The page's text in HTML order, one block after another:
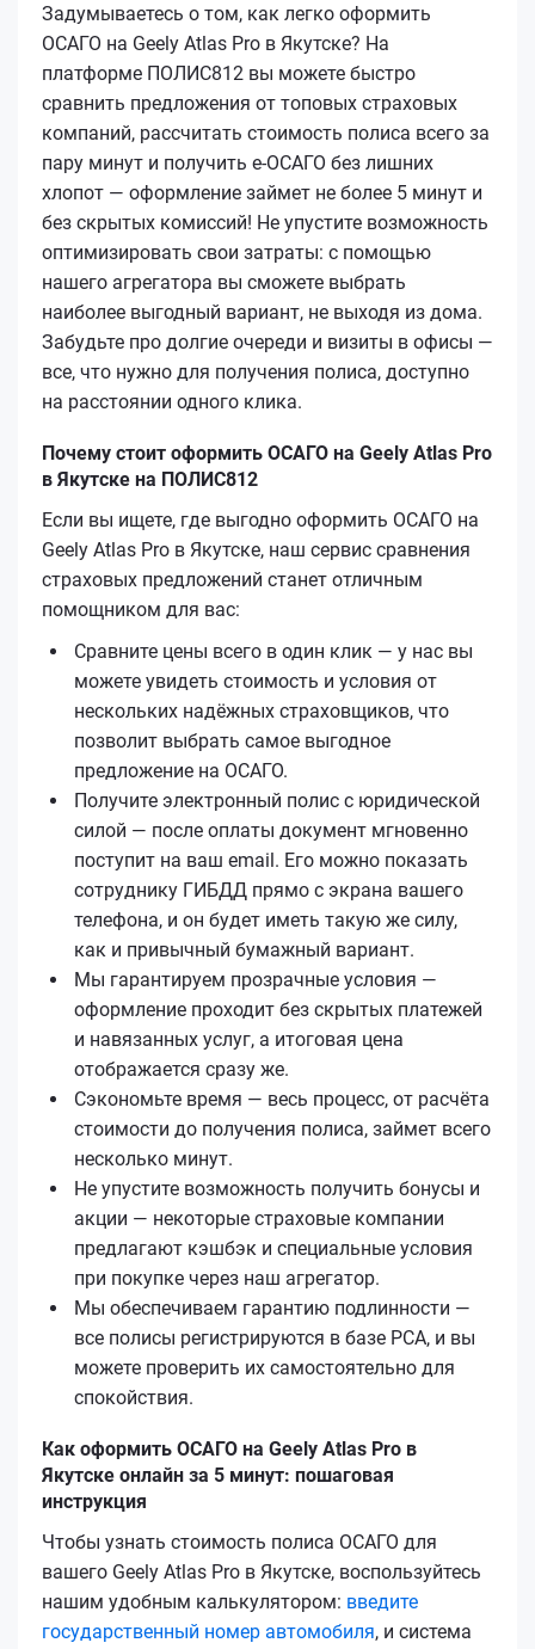
Задумываетесь о том, как легко оформить
ОСАГО на Geely Atlas Pro в Якутске? На
платформе ПОЛИС812 вы можете быстро
сравнить предложения от топовых страховых
компаний, рассчитать стоимость полиса всего за
пару минут и получить е‑ОСАГО без лишних
хлопот — оформление займет не более 5 минут и
без скрытых комиссий! Не упустите возможность
оптимизировать свои затраты: с помощью
нашего агрегатора вы сможете выбрать
наиболее выгодный вариант, не выходя из дома.
Забудьте про долгие очереди и визиты в офисы —
все, что нужно для получения полиса, доступно
на расстоянии одного клика.
Почему стоит оформить ОСАГО на Geely Atlas Pro
в Якутске на ПОЛИС812
Если вы ищете, где выгодно оформить ОСАГО на
Geely Atlas Pro в Якутске, наш сервис сравнения
страховых предложений станет отличным
помощником для вас:
Сравните цены всего в один клик — у нас вы
можете увидеть стоимость и условия от
нескольких надёжных страховщиков, что
позволит выбрать самое выгодное
предложение на ОСАГО.
Получите электронный полис с юридической
силой — после оплаты документ мгновенно
поступит на ваш email. Его можно показать
сотруднику ГИБДД прямо с экрана вашего
телефона, и он будет иметь такую же силу,
как и привычный бумажный вариант.
Мы гарантируем прозрачные условия —
оформление проходит без скрытых платежей
и навязанных услуг, а итоговая цена
отображается сразу же.
Сэкономьте время — весь процесс, от расчёта
стоимости до получения полиса, займет всего
несколько минут.
Не упустите возможность получить бонусы и
акции — некоторые страховые компании
предлагают кэшбэк и специальные условия
при покупке через наш агрегатор.
Мы обеспечиваем гарантию подлинности —
все полисы регистрируются в базе РСА, и вы
можете проверить их самостоятельно для
спокойствия.
Как оформить ОСАГО на Geely Atlas Pro в
Якутске онлайн за 5 минут: пошаговая
инструкция
Чтобы узнать стоимость полиса ОСАГО для
вашего Geely Atlas Pro в Якутске, воспользуйтесь
нашим удобным калькулятором: введите
государственный номер автомобиля, и система